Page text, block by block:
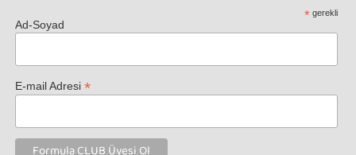
* gerekli
Ad-Soyad
E-mail Adresi*